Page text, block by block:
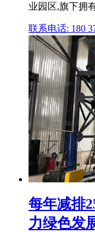
业园区,旗下拥
联系电话: 180
每年减排
力绿色发